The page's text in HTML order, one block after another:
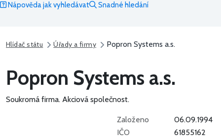
Nápověda jak vyhledávat
Snadné hledání
Hlídač státu Úřady a firmy Popron Systems a.s.
Popron Systems a.s.
Soukromá firma. Akciová společnost.
Založeno
06.09.1994
IČO
61855162